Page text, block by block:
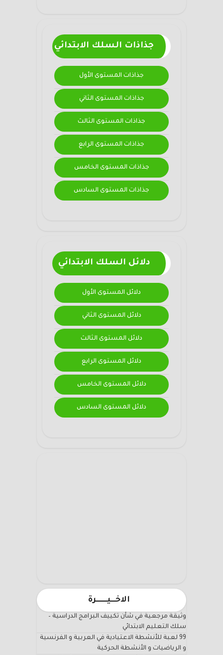
جذاذات السلك الابتدائي
جذاذات المستوى الأول
جذاذات المستوى الثاني
جذاذات المستوى الثالث
جذاذات المستوى الرابع
جذاذات المستوى الخامس
جذاذات المستوى السادس
دلائل السلك الابتدائي
دلائل المستوى الأول
دلائل المستوى الثاني
دلائل المستوى الثالث
دلائل المستوى الرابع
دلائل المستوى الخامس
دلائل المستوى السادس
الاخـــيـــــــرة
وثيقة مرجعية في شأن تكييف البرامج الدراسية –
سلك التعليم الابتدائي
99 لعبة للأنشطة الاعتيادية في العربية و الفرنسية
و الرياضيات و الأنشطة الحركية